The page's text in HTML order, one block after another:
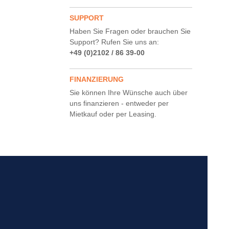
SUPPORT
Haben Sie Fragen oder brauchen Sie
Support? Rufen Sie uns an:
+49 (0)2102 / 86 39-00
FINANZIERUNG
Sie können Ihre Wünsche auch über
uns finanzieren - entweder per
Mietkauf oder per Leasing.